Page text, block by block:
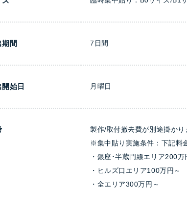
間 7日間
始日 月曜日
製作/取付撤去費が別途掛か
※集中貼り実施条件：下記料
・銀座･半蔵門線エリア200万
・ヒルズ口エリア100万円～
・全エリア300万円～